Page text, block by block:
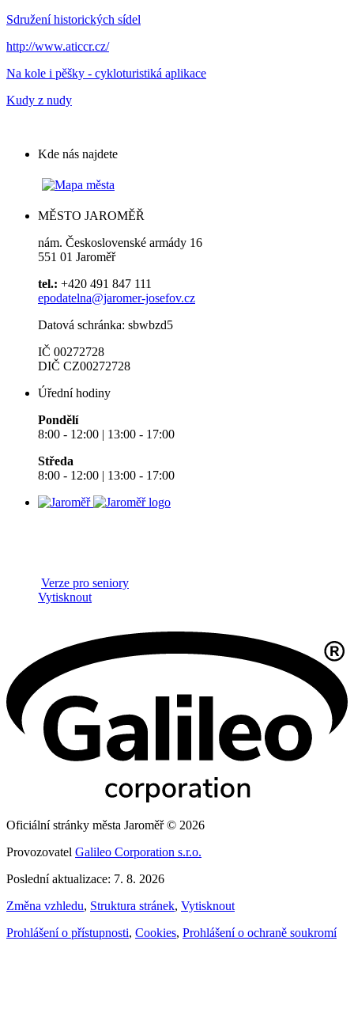
Sdružení historických sídel
http://www.aticcr.cz/
Na kole i pěšky - cykloturistiká aplikace
Kudy z nudy
Kde nás najdete
MĚSTO JAROMĚŘ
nám. Československé armády 16
551 01 Jaroměř
tel.: +420 491 847 111
epodatelna@jaromer-josefov.cz
Datová schránka: sbwbzd5
IČ 00272728
DIČ CZ00272728
Úřední hodiny
Pondělí
8:00 - 12:00 | 13:00 - 17:00
Středa
8:00 - 12:00 | 13:00 - 17:00
Verze pro seniory
Vytisknout
Oficiální stránky města Jaroměř © 2026
Provozovatel Galileo Corporation s.r.o.
Poslední aktualizace: 7. 8. 2026
Změna vzhledu, Struktura stránek, Vytisknout
Prohlášení o přístupnosti, Cookies, Prohlášení o ochraně soukromí